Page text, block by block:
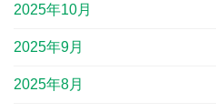
2025年10月
2025年9月
2025年8月